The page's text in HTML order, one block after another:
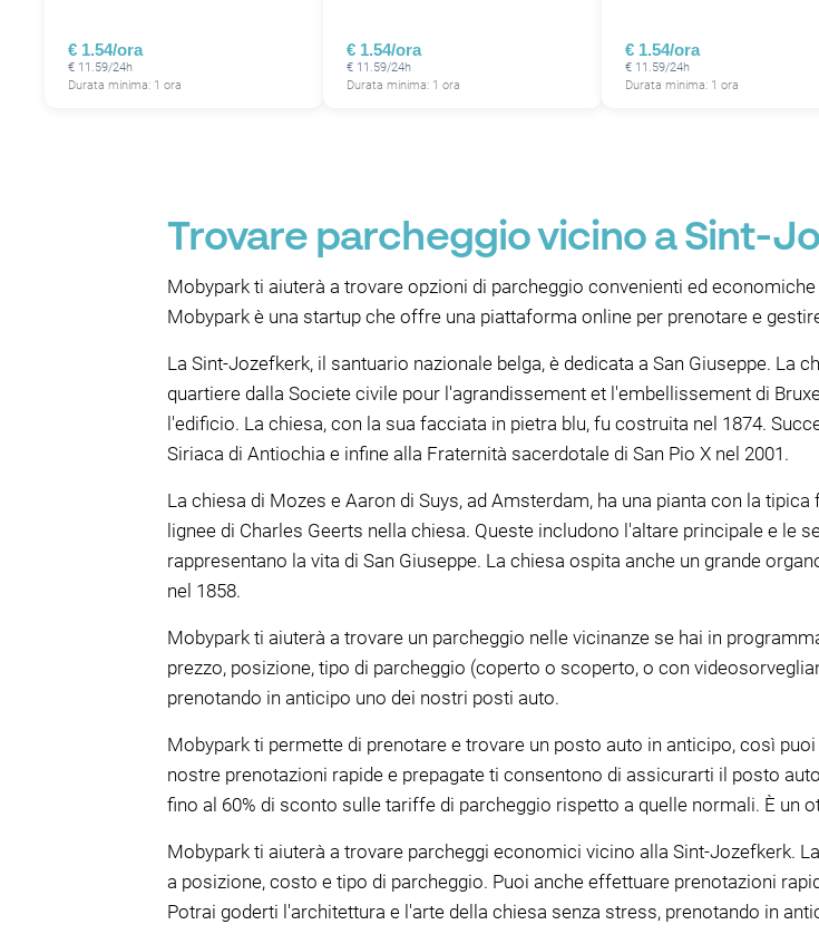
€ 1.54/ora
€ 11.59/24h
Durata minima: 1 ora
€ 1.54/ora
€ 11.59/24h
Durata minima: 1 ora
€ 1.54/ora
€ 11.59/24h
Durata minima: 1 ora
Trovare parcheggio vicino a Sint-
Mobypark ti aiuterà a trovare opzioni di parcheggio convenienti ed
Mobypark è una startup che offre una piattaforma online per prenotare e
La Sint-Jozefkerk, il santuario nazionale belga, è dedicata a San Giuseppe. La
quartiere dalla Societe civile pour l'agrandissement et l'embellissement di
l'edificio. La chiesa, con la sua facciata in pietra blu, fu costruita nel 1874.
Siriaca di Antiochia e infine alla Fraternità sacerdotale di San Pio X nel 2001.
La chiesa di Mozes e Aaron di Suys, ad Amsterdam, ha una pianta con la
lignee di Charles Geerts nella chiesa. Queste includono l'altare principale e le
rappresentano la vita di San Giuseppe. La chiesa ospita anche un grande
nel 1858.
Mobypark ti aiuterà a trovare un parcheggio nelle vicinanze se hai in
prezzo, posizione, tipo di parcheggio (coperto o scoperto, o con
prenotando in anticipo uno dei nostri posti auto.
Mobypark ti permette di prenotare e trovare un posto auto in anticipo, così
nostre prenotazioni rapide e prepagate ti consentono di assicurarti il posto
fino al 60% di sconto sulle tariffe di parcheggio rispetto a quelle normali. È
Mobypark ti aiuterà a trovare parcheggi economici vicino alla Sint-Jozefkerk.
a posizione, costo e tipo di parcheggio. Puoi anche effettuare prenotazioni
Potrai goderti l'architettura e l'arte della chiesa senza stress, prenotando in